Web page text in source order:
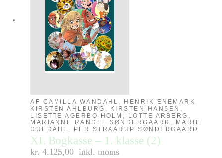
AF CAMILLA WANDAHL, HENRIK ENEMARK,
KIRSTEN AHLBURG, KIRSTEN HANSEN,
LISETTE AGERBO HOLM, LOTTE ARBERG,
MARIANNE RANDEL SØNDERGAARD, MARIE
DUEDAHL, PER STRAARUP SØNDERGAARD
XL Bogkasse – 1. klasse (2)
kr. 4.125,00 inkl. moms